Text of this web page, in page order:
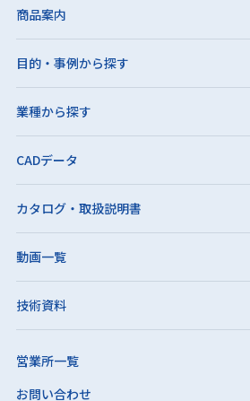
商品案内
目的・事例から探す
業種から探す
CADデータ
カタログ・取扱説明書
動画一覧
技術資料
営業所一覧
お問い合わせ